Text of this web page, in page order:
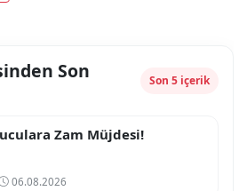
Son
Son 5 içerik
Zam Müjdesi!
06.08.2026